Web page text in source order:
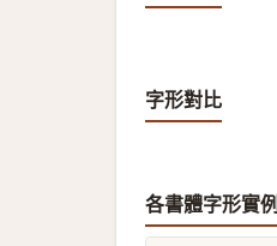
字形對比
各書體字形實例